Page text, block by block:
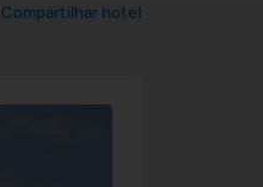
Compartilhar hotel